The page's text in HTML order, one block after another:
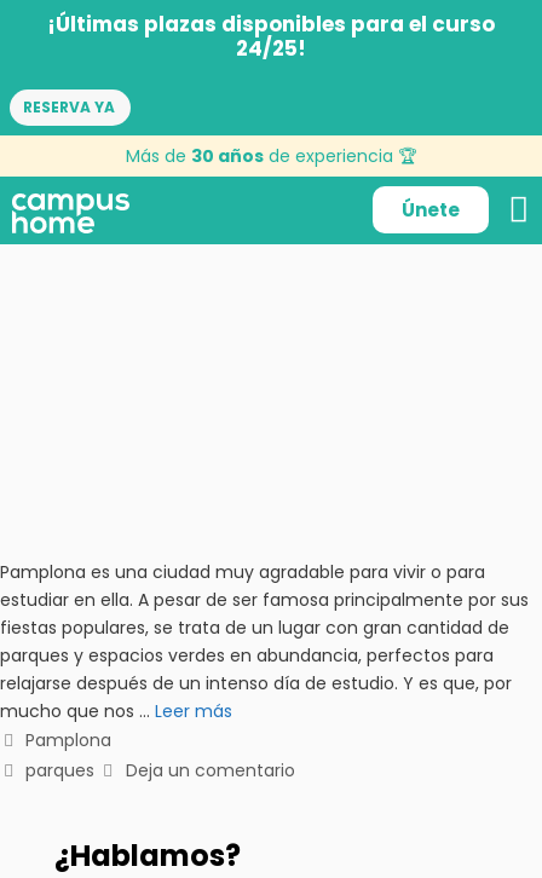
¡Últimas plazas disponibles para el curso
24/25!
RESERVA YA
Más de 30 años de experiencia 🏆
Únete
parques
18 de julio de 2022
Pamplona es una ciudad muy agradable para vivir o para
estudiar en ella. A pesar de ser famosa principalmente por sus
fiestas populares, se trata de un lugar con gran cantidad de
parques y espacios verdes en abundancia, perfectos para
relajarse después de un intenso día de estudio. Y es que, por
mucho que nos … Leer más
Pamplona
parques
Deja un comentario
¿Hablamos?